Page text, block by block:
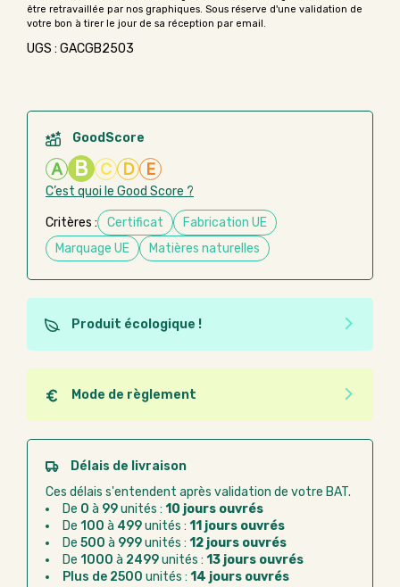
UGS : GACGB2503
GoodScore
A B C D E
C’est quoi le Good Score ?
Critères : Certificat
Fabrication UE
Marquage UE
Matières naturelles
Produit écologique !
Ce produit est éco-conçu, il a été fabriqué à partir de
matériaux recyclés ou recyclables. Ces produits
peuvent plus facilement obtenir une seconde vie
après utilisation. L'origine de fabrication du produit
n'entre pas dans les critères d'éco-conception.
Mode de règlement
Quel que soit le mode de règlement, vous pouvez
passer commande en ligne sur Good Act.
Paiement CB :paiement sécurisé par carte
Virement bancaire :règlement sur facture
après la commande
Chorus Pro :règlement par mandat
administratif après la commande
Délais de livraison
Ces délais s'entendent après validation de votre BAT.
De 0 à 99unités : 10 jours ouvrés
De 100 à 499unités : 11 jours ouvrés
De 500 à 999unités : 12 jours ouvrés
De 1000 à 2499unités : 13 jours ouvrés
Plus de 2500 unités : 14 jours ouvrés